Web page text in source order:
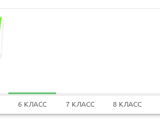
6 КЛАСС 7 КЛАСС 8 КЛАСС